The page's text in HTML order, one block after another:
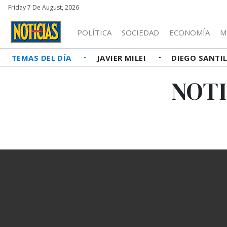
Friday 7 De August, 2026
POLÍTICA SOCIEDAD ECONOMÍA
TEMAS DEL DÍA JAVIER MILEI DIEGO